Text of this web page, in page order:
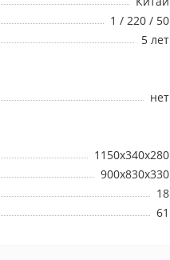
1 / 220 / 50
5 лет
нет
1150x340x280
900x830x330
18
61